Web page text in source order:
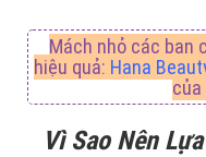
Mách nhỏ các bạn
hiệu quả: Hana
Vì Sao Nên